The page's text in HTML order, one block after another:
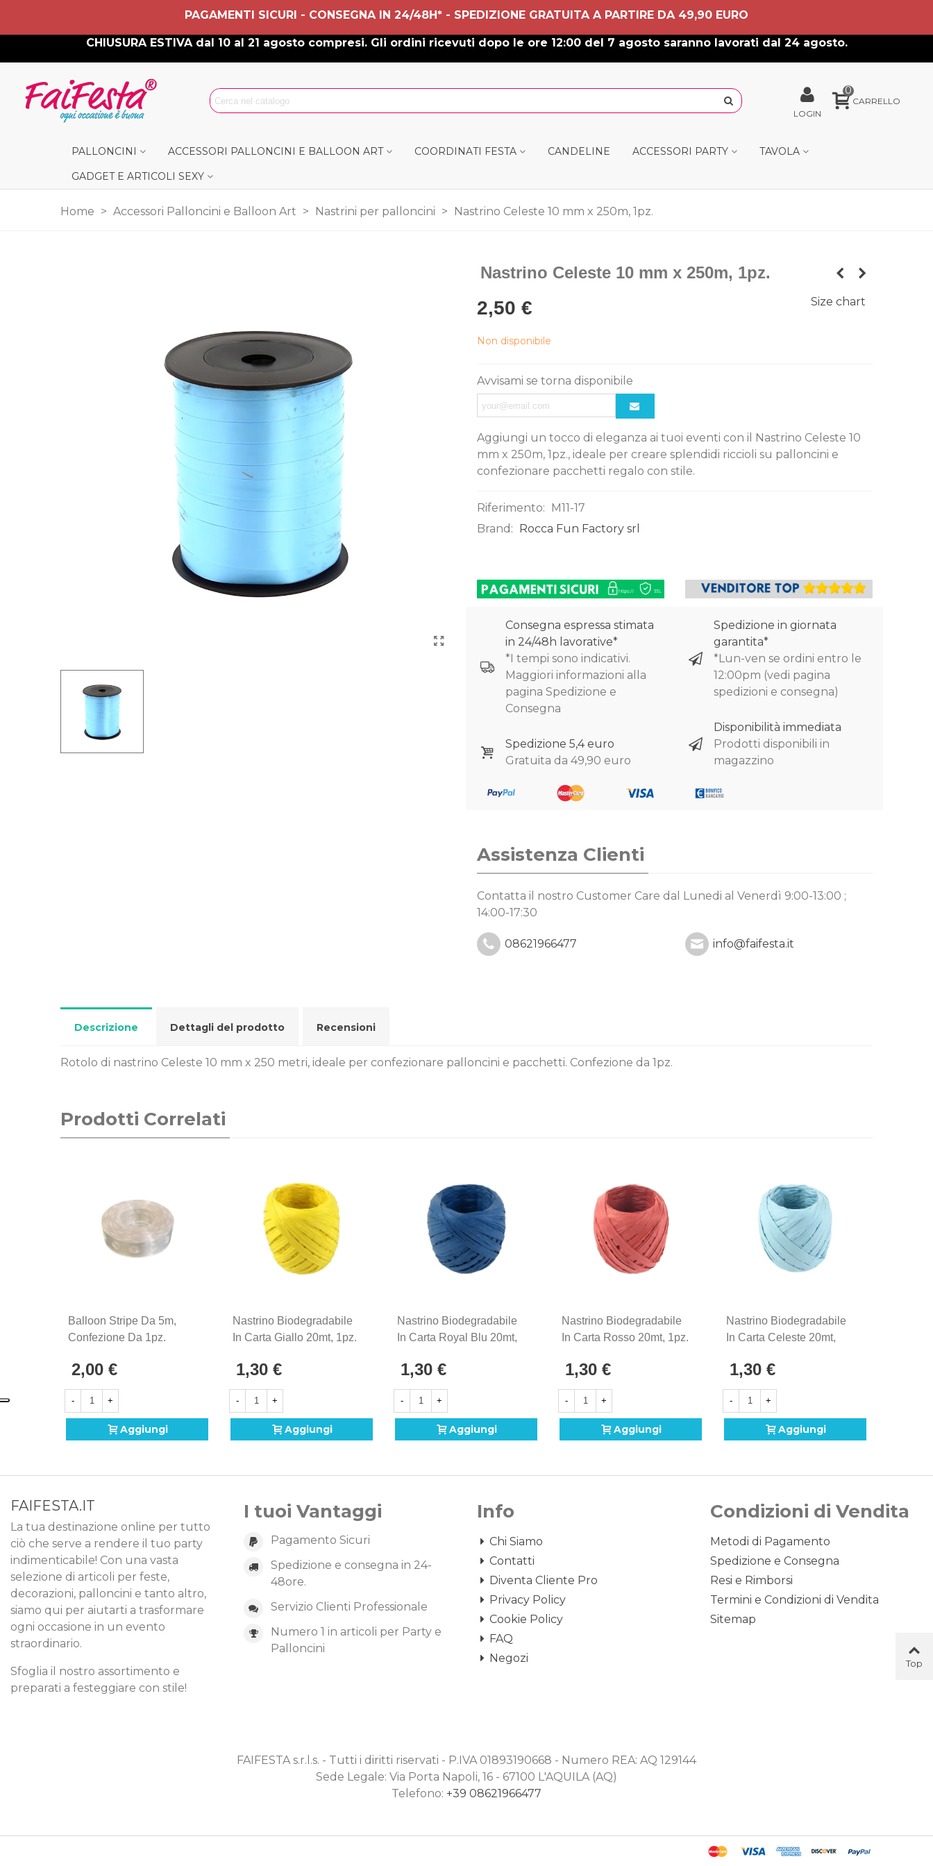
PAGAMENTI SICURI - CONSEGNA IN 24/48H* - SPEDIZIONE GRATUITA A PARTIRE DA 49,90 EURO
CHIUSURA ESTIVA dal 10 al 21 agosto compresi. Gli ordini ricevuti dopo le ore 12:00 del 7 agosto saranno lavorati dal 24 agosto.
LOGIN
0
CARRELLO
PALLONCINI ACCESSORI PALLONCINI E BALLOON ART COORDINATI FESTA CANDELINE ACCESSORI PARTY
TAVOLA
GADGET E ARTICOLI SEXY
Home > Accessori Palloncini e Balloon Art > Nastrini per palloncini > Nastrino Celeste 10 mm x 250m, 1pz.
Nastrino Celeste 10 mm x 250m, 1pz.
2,50 € Size chart
Non disponibile
Avvisami se torna disponibile
Aggiungi un tocco di eleganza ai tuoi eventi con il Nastrino Celeste 10
mm x 250m, 1pz., ideale per creare splendidi riccioli su palloncini e
confezionare pacchetti regalo con stile.
Riferimento: M11-17
Brand: Rocca Fun Factory srl
Consegna espressa stimata
in 24/48h lavorative*
*I tempi sono indicativi.
Maggiori informazioni alla
pagina Spedizione e
Consegna
Spedizione 5,4 euro
Gratuita da 49,90 euro
Spedizione in giornata
garantita*
*Lun-ven se ordini entro le
12:00pm (vedi pagina
spedizioni e consegna)
Disponibilità immediata
Prodotti disponibili in
magazzino
Assistenza Clienti
Contatta il nostro Customer Care dal Lunedi al Venerdì 9:00-13:00 ;
14:00-17:30
08621966477 info@faifesta.it
Descrizione Dettagli del prodotto Recensioni
Rotolo di nastrino Celeste 10 mm x 250 metri, ideale per confezionare palloncini e pacchetti. Confezione da 1pz.
Prodotti Correlati
Balloon Stripe Da 5m,
Confezione Da 1pz.
2,00 €
- +
Aggiungi
Nastrino Biodegradabile
In Carta Giallo 20mt, 1pz.
1,30 €
- +
Aggiungi
Nastrino Biodegradabile
In Carta Royal Blu 20mt,
1,30 €
- +
Aggiungi
Nastrino Biodegradabile
In Carta Rosso 20mt, 1pz.
1,30 €
- +
Aggiungi
Nastrino Biodegradabile
In Carta Celeste 20mt,
1,30 €
- +
Aggiungi
FAIFESTA.IT
La tua destinazione online per tutto
ciò che serve a rendere il tuo party
indimenticabile! Con una vasta
selezione di articoli per feste,
decorazioni, palloncini e tanto altro,
siamo qui per aiutarti a trasformare
ogni occasione in un evento
straordinario.
Sfoglia il nostro assortimento e
preparati a festeggiare con stile!
I tuoi Vantaggi
Pagamento Sicuri
Spedizione e consegna in 24-
48ore.
Servizio Clienti Professionale
Numero 1 in articoli per Party e
Palloncini
Info
Chi Siamo
Contatti
Diventa Cliente Pro
Privacy Policy
Cookie Policy
FAQ
Negozi
Condizioni di Vendita
Metodi di Pagamento
Spedizione e Consegna
Resi e Rimborsi
Termini e Condizioni di Vendita
Sitemap
FAIFESTA s.r.l.s. - Tutti i diritti riservati - P.IVA 01893190668 - Numero REA: AQ 129144
Sede Legale: Via Porta Napoli, 16 - 67100 L'AQUILA (AQ)
Telefono: +39 08621966477
Top